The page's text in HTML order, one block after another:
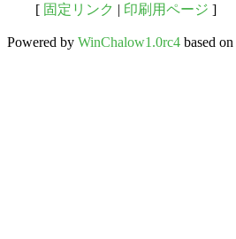
[ 固定リンク | 印刷用ページ ]
Powered by WinChalow1.0rc4 based on